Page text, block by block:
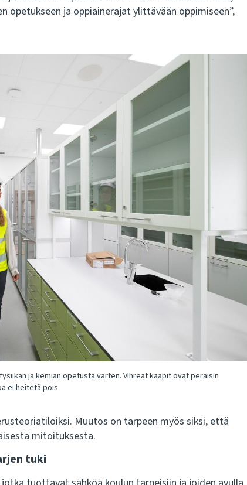
opetukseen ja oppiainerajat ylittävään oppimiseen”,
ja kemian opetusta varten. Vihreät kaapit ovat peräisin
ei heitetä pois.
Muutos on tarpeen myös siksi, että
mitoituksesta.
tuki